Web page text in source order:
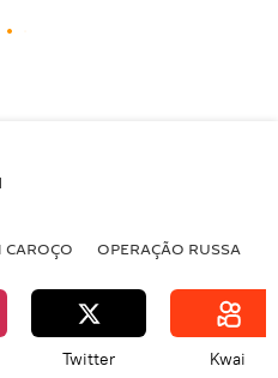
OPERAÇÃO RUSSA
Twitter Kwai